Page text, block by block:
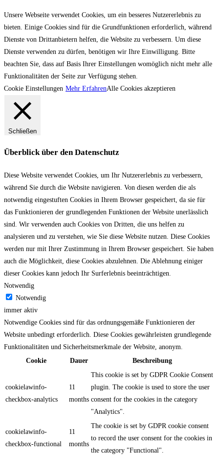
Unsere Webseite verwendet Cookies, um ein besseres Nutzererlebnis zu
bieten. Einige Cookies sind für die Grundfunktionen erforderlich, während
Dienste von Drittanbietern helfen, die Website zu verbessern. Um diese
Dienste verwenden zu dürfen, benötigen wir Ihre Einwilligung. Bitte
beachten Sie, dass auf Basis Ihrer Einstellungen womöglich nicht mehr alle
Funktionalitäten der Seite zur Verfügung stehen.
Cookie Einstellungen Mehr ErfahrenAlle Cookies akzeptieren
Schließen
Überblick über den Datenschutz
Diese Website verwendet Cookies, um Ihr Nutzererlebnis zu verbessern,
während Sie durch die Website navigieren. Von diesen werden die als
notwendig eingestuften Cookies in Ihrem Browser gespeichert, da sie für
das Funktionieren der grundlegenden Funktionen der Website unerlässlich
sind. Wir verwenden auch Cookies von Dritten, die uns helfen zu
analysieren und zu verstehen, wie Sie diese Website nutzen. Diese Cookies
werden nur mit Ihrer Zustimmung in Ihrem Browser gespeichert. Sie haben
auch die Möglichkeit, diese Cookies abzulehnen. Die Ablehnung einiger
dieser Cookies kann jedoch Ihr Surferlebnis beeinträchtigen.
Notwendig
Notwendig
immer aktiv
Notwendige Cookies sind für das ordnungsgemäße Funktionieren der
Website unbedingt erforderlich. Diese Cookies gewährleisten grundlegende
Funktionalitäten und Sicherheitsmerkmale der Website, anonym.
Cookie
Dauer Beschreibung
cookielawinfo-
checkbox-analytics
11
months
This cookie is set by GDPR Cookie Consent
plugin. The cookie is used to store the user
consent for the cookies in the category
"Analytics".
cookielawinfo-
checkbox-functional
11
months
The cookie is set by GDPR cookie consent
to record the user consent for the cookies in
the category "Functional".